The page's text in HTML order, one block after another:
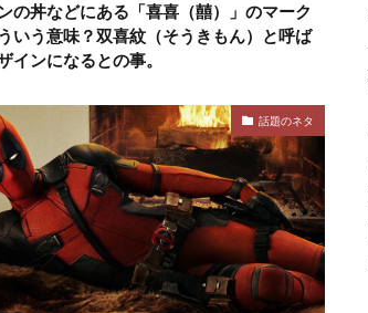
の丼などにある「喜喜（囍）」のマーク
いう意味？双喜紋（そうきもん）と呼ば
インになるとの事。
話題のネタ